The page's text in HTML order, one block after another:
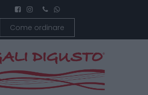
Come ordinare